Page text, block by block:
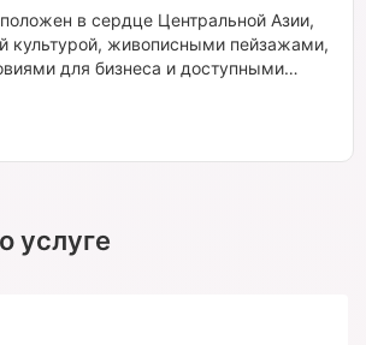
в сердце Центральной Азии,
культурой, живописными пейзажами,
для бизнеса и доступными
услуге